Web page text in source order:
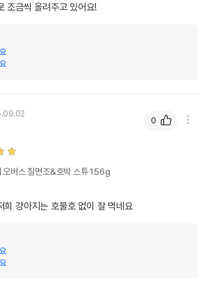
조금씩 올려주고 있어요!
오버스 칠면조&호박 스튜 156g
희 강아지는 호불호 없이 잘 먹네요
0